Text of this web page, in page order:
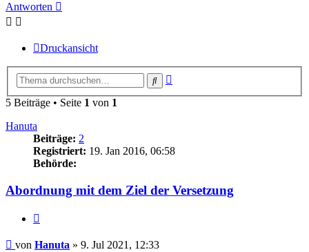
Antworten
Druckansicht
Suche
5 Beiträge • Seite 1 von 1
Hanuta
Beiträge: 2
Registriert: 19. Jan 2016, 06:58
Behörde:
Abordnung mit dem Ziel der Versetzung
Beitrag
von Hanuta » 9. Jul 2021, 12:33